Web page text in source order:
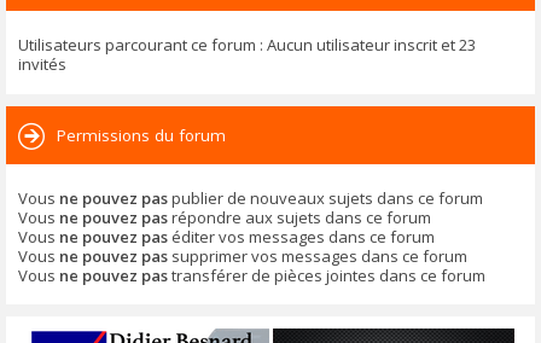
Utilisateurs parcourant ce forum : Aucun utilisateur inscrit et 23
invités
Permissions du forum
Vous ne pouvez paspublier de nouveaux sujets dans ce forum
Vous ne pouvez pasrépondre aux sujets dans ce forum
Vous ne pouvez pas éditer vos messages dans ce forum
Vous ne pouvez pas supprimer vos messages dans ce forum
Vous ne pouvez pastransférer de pièces jointes dans ce forum